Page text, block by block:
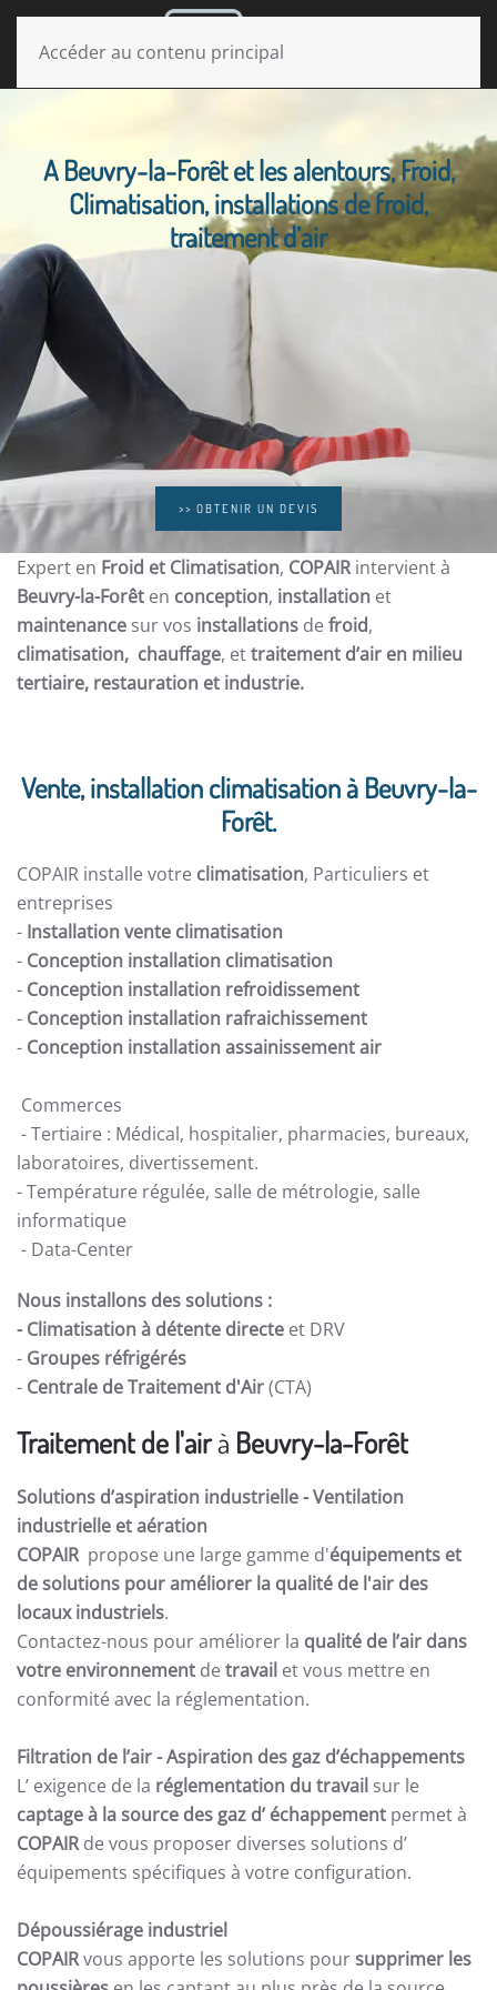
Accéder au contenu principal
A Beuvry-la-Forêt et les alentours, Froid,
Climatisation, installations de froid,
traitement d’air
>> OBTENIR UN DEVIS
Expert en Froid et Climatisation, COPAIRintervient à
Beuvry-la-Forêt en conception, installation et
maintenance sur vos installations de froid,
climatisation, chauffage, ettraitement d’air en milieu
tertiaire, restauration et industrie.
Vente, installation climatisation à Beuvry-la-
Forêt.
COPAIR installe votre climatisation, Particuliers et
entreprises
- Installation vente climatisation
- Conception installation climatisation
- Conception installation refroidissement
- Conception installation rafraichissement
- Conception installation assainissement air
Commerces
- Tertiaire : Médical, hospitalier, pharmacies, bureaux,
laboratoires, divertissement.
- Température régulée, salle de métrologie, salle
informatique
- Data-Center
Nous installons des solutions :
- Climatisation à détente directe et DRV
- Groupes réfrigérés
- Centrale de Traitement d'Air(CTA)
Traitement de l'airà Beuvry-la-Forêt
Solutions d’aspiration industrielle -Ventilation
industrielle et aération
COPAIR propose une large gamme d'équipements et
de solutions pour améliorer la qualité de l'air des
locaux industriels.
Contactez-nous pour améliorer la qualité de l’air dans
votre environnement de travail et vous mettre en
conformité avec la réglementation.
Filtration de l’air- Aspiration des gaz d’échappements
L’ exigence de la réglementation du travail sur le
captage à la source des gaz d’ échappement permet à
COPAIRde vous proposer diverses solutions d’
équipements spécifiques à votre configuration.
Dépoussiérage industriel
COPAIRvous apporte les solutions poursupprimer les